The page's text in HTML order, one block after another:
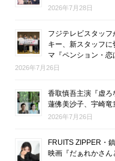
2026年7月28日
フジテレビスタッ
キー、新スタッフ
マ『ペンション・
2026年7月26日
香取慎吾主演『虚ろ
蓮佛美沙子、宇崎
2026年7月26日
FRUITS ZIPPER・
映画『だぁれかさ